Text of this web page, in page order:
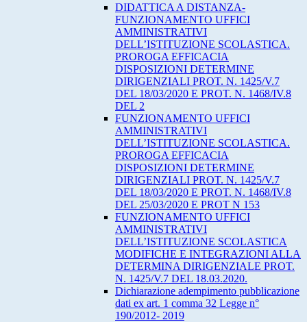
DIDATTICA A DISTANZA-
FUNZIONAMENTO UFFICI
AMMINISTRATIVI
DELL’ISTITUZIONE SCOLASTICA.
PROROGA EFFICACIA
DISPOSIZIONI DETERMINE
DIRIGENZIALI PROT. N. 1425/V.7
DEL 18/03/2020 E PROT. N. 1468/IV.8
DEL 2
FUNZIONAMENTO UFFICI
AMMINISTRATIVI
DELL’ISTITUZIONE SCOLASTICA.
PROROGA EFFICACIA
DISPOSIZIONI DETERMINE
DIRIGENZIALI PROT. N. 1425/V.7
DEL 18/03/2020 E PROT. N. 1468/IV.8
DEL 25/03/2020 E PROT N 153
FUNZIONAMENTO UFFICI
AMMINISTRATIVI
DELL’ISTITUZIONE SCOLASTICA
MODIFICHE E INTEGRAZIONI ALLA
DETERMINA DIRIGENZIALE PROT.
N. 1425/V.7 DEL 18.03.2020.
Dichiarazione adempimento pubblicazione
dati ex art. 1 comma 32 Legge n°
190/2012- 2019